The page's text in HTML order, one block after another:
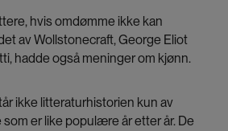
hvis omdømme ikke kan
av Wollstonecraft, George Eliot
hadde også meninger om kjønn.
ikke litteraturhistorien kun av
er like populære år etter år. De